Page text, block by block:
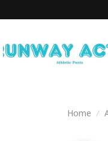
Home